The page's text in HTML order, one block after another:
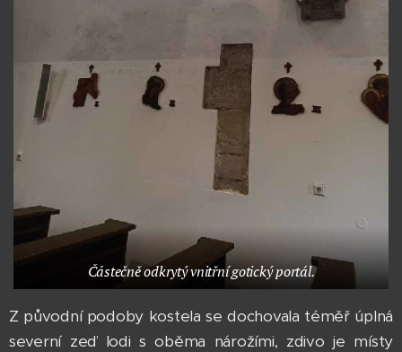
Částečně odkrytý vnitřní gotický portál.
Z původní podoby kostela se dochovala téměř úplná
severní zeď lodi s oběma nárožími, zdivo je místy